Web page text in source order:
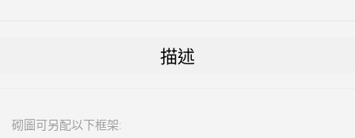
描述
砌圖可另配以下框架: